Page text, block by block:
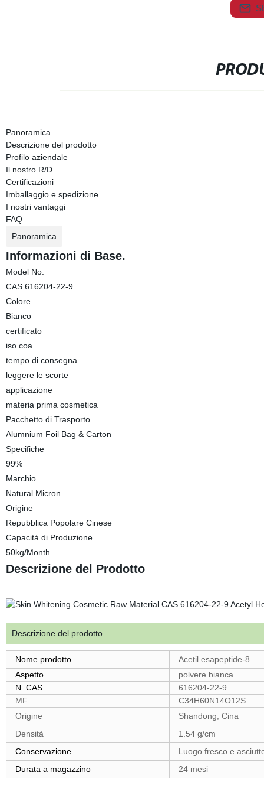
Panoramica
Descrizione del prodotto
Profilo aziendale
Il nostro R/D.
Certificazioni
Imballaggio e spedizione
I nostri vantaggi
FAQ
Panoramica
Informazioni di Base.
Model No.
CAS 616204-22-9
Colore
Bianco
certificato
iso coa
tempo di consegna
leggere le scorte
applicazione
materia prima cosmetica
Pacchetto di Trasporto
Alumnium Foil Bag & Carton
Specifiche
99%
Marchio
Natural Micron
Origine
Repubblica Popolare Cinese
Capacità di Produzione
50kg/Month
Descrizione del Prodotto
Descrizione del prodotto
Nome prodotto
Acetil esapeptide-8
Aspetto
polvere bianca
N. CAS
616204-22-9
MF
C34H60N14O12S
Origine
Shandong, Cina
Densità
1.54 g/cm
Conservazione
Luogo fresco e
Durata a magazzino
24 mesi